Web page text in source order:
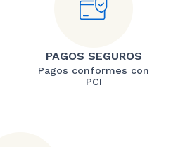
PAGOS SEGUROS
Pagos conformes con
PCI